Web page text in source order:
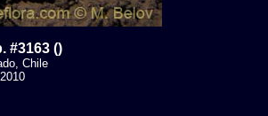
#3163 ()
Chile